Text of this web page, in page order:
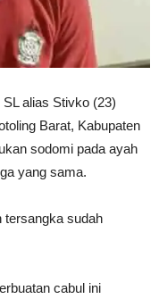
alias Stivko (23)
Barat, Kabupaten
sodomi pada ayah
yang sama.
tersangka sudah
cabul ini